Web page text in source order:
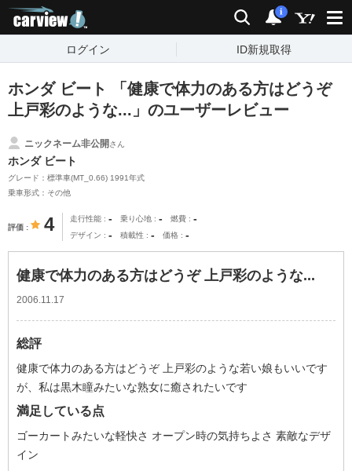
検索 通知
i
ログイン ID新規取得
ホンダ ビート 「健康で体力のある方はどうぞ
上戸彩のような...」のユーザーレビュー
ニックネーム非公開さん
ホンダ ビート
グレード：標準車(MT_0.66) 1991年式
乗車形式：その他
評価 4 走行性能 - 乗り心地 - 燃費 -
デザイン - 積載性 - 価格 -
健康で体力のある方はどうぞ 上戸彩のような...
2006.11.17
総評
健康で体力のある方はどうぞ 上戸彩のような若い娘もいいです
が、私は黒木瞳みたいな熟女に癒されたいです
満足している点
ゴーカートみたいな軽快さ オープン時の気持ちよさ 素敵なデザ
イン